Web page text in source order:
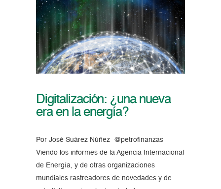
Digitalización: ¿una nueva
era en la energía?
Por José Suárez Núñez @petrofinanzas
Viendo los informes de la Agencia Internacional
de Energía, y de otras organizaciones
mundiales rastreadores de novedades y de